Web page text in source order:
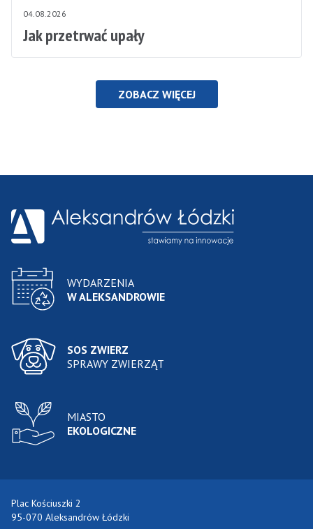
04.08.2026
Jak przetrwać upały
ZOBACZ WIĘCEJ
WYDARZENIA
W ALEKSANDROWIE
SOS ZWIERZ
SPRAWY ZWIERZĄT
MIASTO
EKOLOGICZNE
Plac Kościuszki 2
95-070 Aleksandrów Łódzki